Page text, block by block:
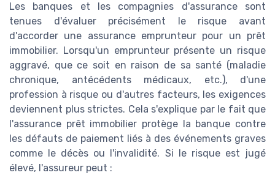
Les banques et les compagnies d'assurance sont
tenues d'évaluer précisément le risque avant
d'accorder une assurance emprunteur pour un prêt
immobilier. Lorsqu'un emprunteur présente un risque
aggravé, que ce soit en raison de sa santé (maladie
chronique, antécédents médicaux, etc.), d'une
profession à risque ou d'autres facteurs, les exigences
deviennent plus strictes. Cela s'explique par le fait que
l'assurance prêt immobilier protège la banque contre
les défauts de paiement liés à des événements graves
comme le décès ou l'invalidité. Si le risque est jugé
élevé, l'assureur peut :